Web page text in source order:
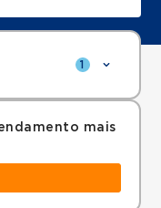
1
mais